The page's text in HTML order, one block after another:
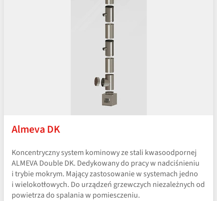
Almeva DK
Koncentryczny system kominowy ze stali kwasoodpornej
ALMEVA Double DK. Dedykowany do pracy w nadciśnieniu
i trybie mokrym. Mający zastosowanie w systemach jedno
i wielokotłowych. Do urządzeń grzewczych niezależnych od
powietrza do spalania w pomiesczeniu.